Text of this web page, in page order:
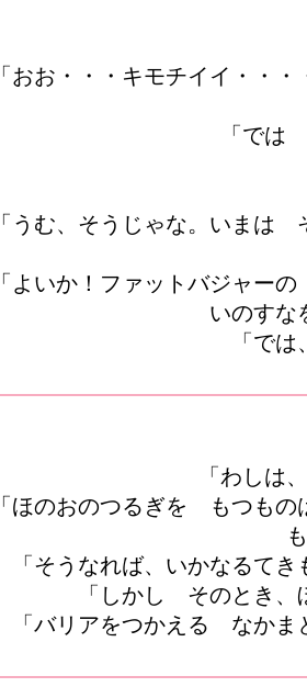
「おお・・・キモチイイ・・
「では
「うむ、そうじゃな。いまは
「よいか！ファットバジャー
いのす
「で
「わしは
「ほのおのつるぎを もつも
「そうなれば、いかなるて
「しかし そのとき
「バリアをつかえる なか